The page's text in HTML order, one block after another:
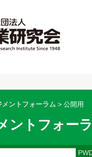
ントフォーラム > 公開用
ントフォー